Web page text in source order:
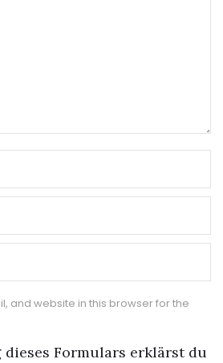
and website in this browser for the
Formulars erklärst du